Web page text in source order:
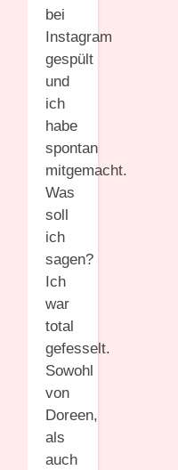
bei
Instagram
gespült
und
ich
habe
spontan
mitgemacht.
Was
soll
ich
sagen?
Ich
war
total
gefesselt.
Sowohl
von
Doreen,
als
auch